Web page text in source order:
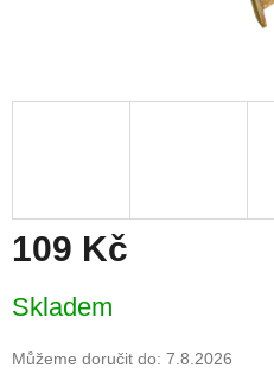
109 Kč
cena:
Skladem
Můžeme doručit do: 7.8.2026